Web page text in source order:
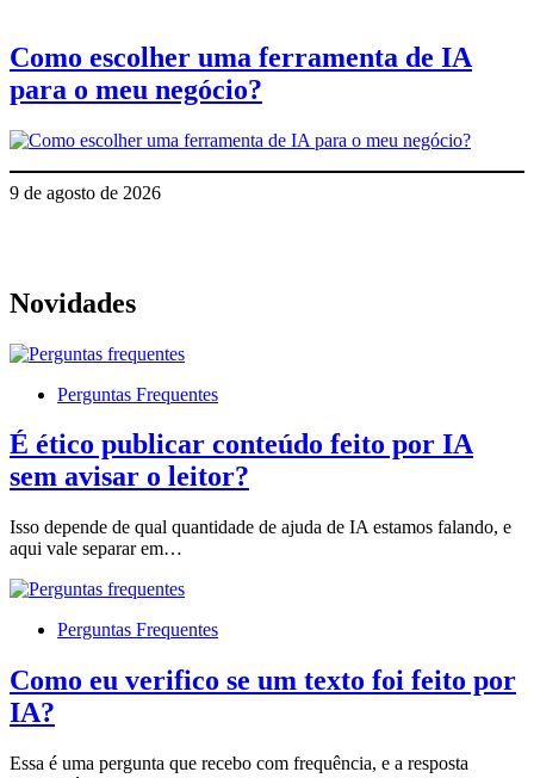
Como escolher uma ferramenta de IA
para o meu negócio?
9 de agosto de 2026
Novidades
Perguntas Frequentes
É ético publicar conteúdo feito por IA
sem avisar o leitor?
Isso depende de qual quantidade de ajuda de IA estamos falando, e
aqui vale separar em…
Perguntas Frequentes
Como eu verifico se um texto foi feito por
IA?
Essa é uma pergunta que recebo com frequência, e a resposta